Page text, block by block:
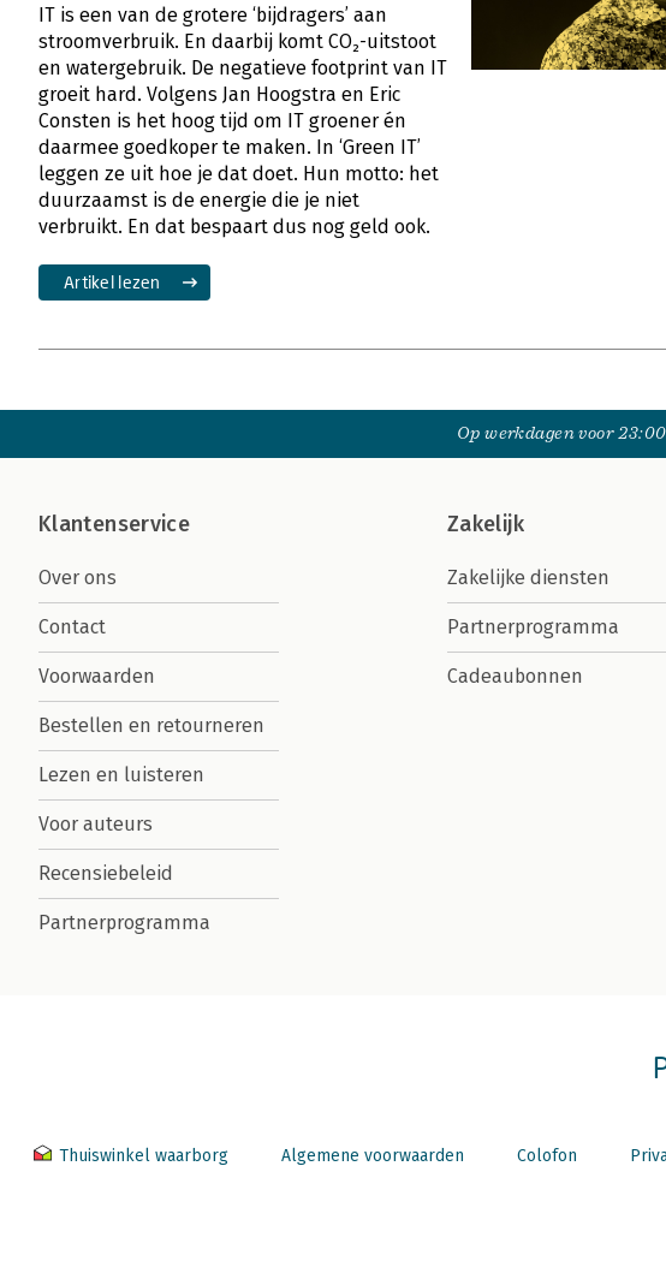
IT is een van de grotere ‘bijdragers’ aan
stroomverbruik. En daarbij komt CO₂-uitstoot
en watergebruik. De negatieve footprint van IT
groeit hard. Volgens Jan Hoogstra en Eric
Consten is het hoog tijd om IT groener én
daarmee goedkoper te maken. In ‘Green IT’
leggen ze uit hoe je dat doet. Hun motto: het
duurzaamst is de energie die je niet
verbruikt. En dat bespaart dus nog geld ook.
Artikel lezen
Op werkdagen voor
Klantenservice
Over ons
Contact
Voorwaarden
Bestellen en retourneren
Lezen en luisteren
Voor auteurs
Recensiebeleid
Partnerprogramma
Zakelijk
Zakelijke diensten
Partnerprogramma
Cadeaubonnen
Thuiswinkel waarborg Algemene voorwaarden Colofon